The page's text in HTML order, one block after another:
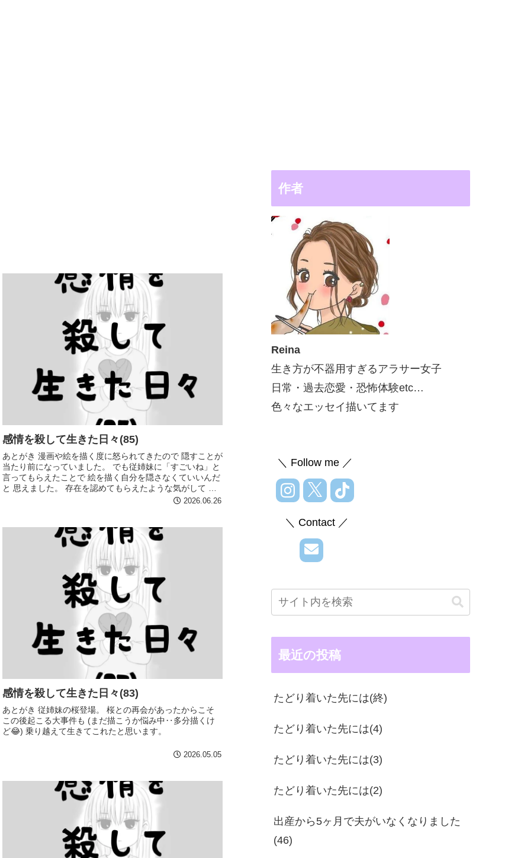
感情を殺して生きた日々(85)
あとがき 漫画や絵を描く度に怒られてきたので 隠すことが
当たり前になっていました。 でも従姉妹に「すごいね」と
言ってもらえたことで 絵を描く自分を隠さなくていいんだ
と 思えました。 存在を認めてもらえたような気がして 気
2026.06.26
感情を殺して生きた日々(83)
あとがき 従姉妹の桜登場。 桜との再会があったからこそ
この後起こる大事件も (まだ描こうか悩み中‥多分描くけ
ど😂) 乗り越えて生きてこれたと思います。
2026.05.05
作者
Reina
生き方が不器用すぎるアラサー女子
日常・過去恋愛・恐怖体験etc…
色々なエッセイ描いてます
＼ Follow me ／
＼ Contact ／
最近の投稿
たどり着いた先には(終)
たどり着いた先には(4)
たどり着いた先には(3)
たどり着いた先には(2)
出産から5ヶ月で夫がいなくなりました
(46)